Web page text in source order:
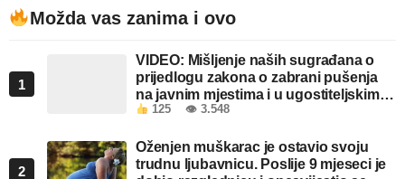
Možda vas zanima i ovo
1
VIDEO: Mišljenje naših sugrađana o
prijedlogu zakona o zabrani pušenja
na javnim mjestima i u ugostiteljskim
objektima u FBiH
125 👁 3.548
2
Oženjen muškarac je ostavio svoju
trudnu ljubavnicu. Poslije 9 mjeseci je